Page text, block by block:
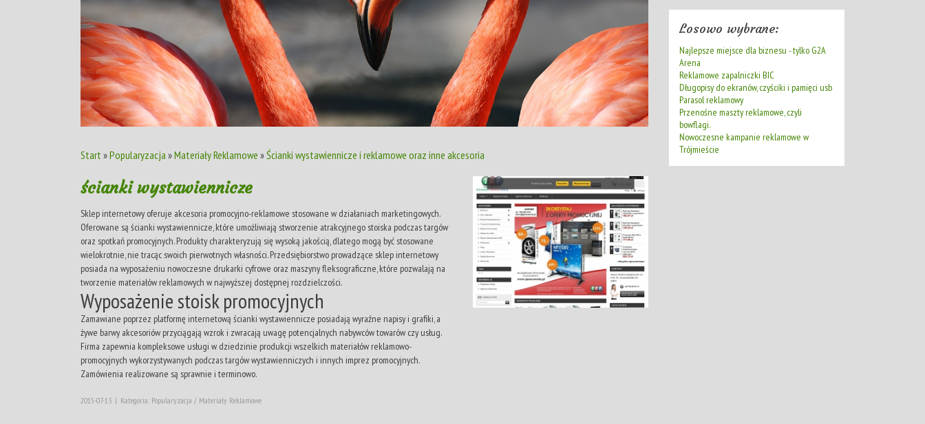
Start »Popularyzacja »Materiały Reklamowe »Ścianki wystawiennicze i reklamowe oraz inne akcesoria
ścianki wystawiennicze
Sklep internetowy oferuje akcesoria promocyjno-reklamowe stosowane w działaniach marketingowych.
Oferowane są ścianki wystawiennicze, które umożliwiają stworzenie atrakcyjnego stoiska podczas targów
oraz spotkań promocyjnych. Produkty charakteryzują się wysoką jakością, dlatego mogą być stosowane
wielokrotnie, nie tracąc swoich pierwotnych własności. Przedsiębiorstwo prowadzące sklep internetowy
posiada na wyposażeniu nowoczesne drukarki cyfrowe oraz maszyny fleksograficzne, które pozwalają na
tworzenie materiałów reklamowych w najwyższej dostępnej rozdzielczości.
Wyposażenie stoisk promocyjnych
Zamawiane poprzez platformę internetową ścianki wystawiennicze posiadają wyraźne napisy i grafiki, a
żywe barwy akcesoriów przyciągają wzrok i zwracają uwagę potencjalnych nabywców towarów czy usług.
Firma zapewnia kompleksowe usługi w dziedzinie produkcji wszelkich materiałów reklamowo-
promocyjnych wykorzystywanych podczas targów wystawienniczych i innych imprez promocyjnych.
Zamówienia realizowane są sprawnie i terminowo.
2015-07-13 | Kategoria: Popularyzacja / Materiały Reklamowe
Losowo wybrane:
Najlepsze miejsce dla biznesu - tylko G2A
Arena
Reklamowe zapalniczki BIC
Długopisy do ekranów, czyściki i pamięci usb
Parasol reklamowy
Przenośne maszty reklamowe, czyli
bowflagi.
Nowoczesne kampanie reklamowe w
Trójmieście